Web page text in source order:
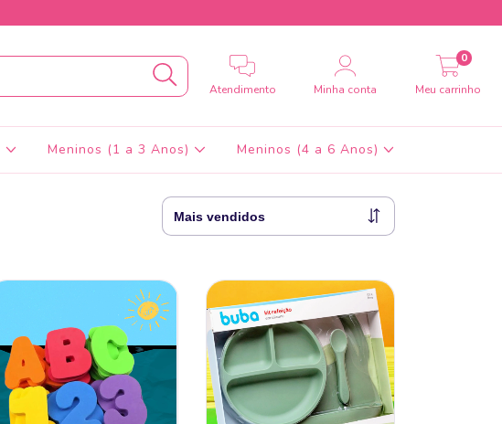
Atendimento Minha conta Meu carrinho
0
Meninos (1 a 3 Anos) Meninos (4 a 6 Anos)